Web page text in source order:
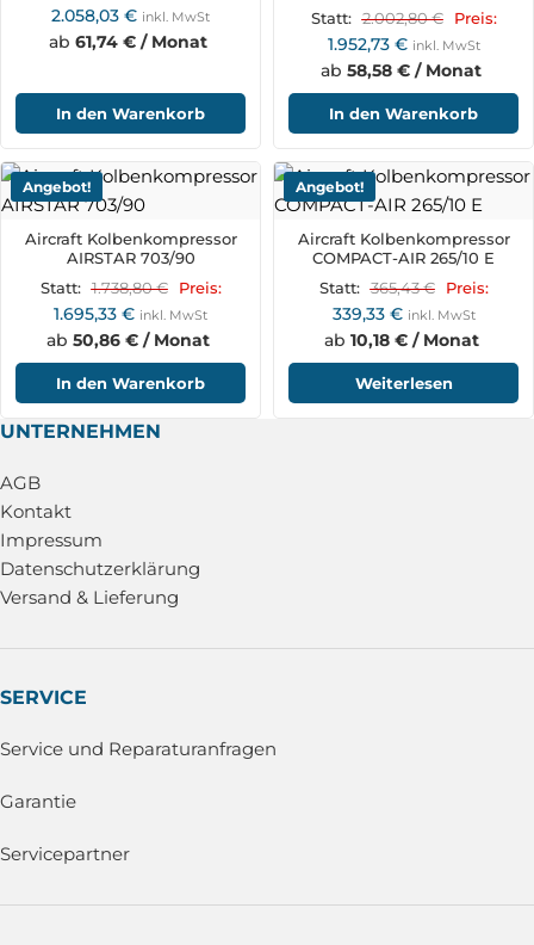
2.058,03 € inkl. MwSt
ab 61,74 € / Monat
In den Warenkorb
Statt: 2.002,80€ Preis:
1.952,73 € inkl. MwSt
ab 58,58 € / Monat
In den Warenkorb
Angebot!
Aircraft Kolbenkompressor
AIRSTAR 703/90
Statt: 1.738,80€ Preis:
1.695,33 € inkl. MwSt
ab 50,86 € / Monat
In den Warenkorb
Angebot!
Aircraft Kolbenkompressor
COMPACT-AIR 265/10 E
Statt: 365,43€ Preis:
339,33 € inkl. MwSt
ab 10,18 € / Monat
Weiterlesen
UNTERNEHMEN
AGB
Kontakt
Impressum
Datenschutzerklärung
Versand & Lieferung
SERVICE
Service und Reparaturanfragen
Garantie
Servicepartner